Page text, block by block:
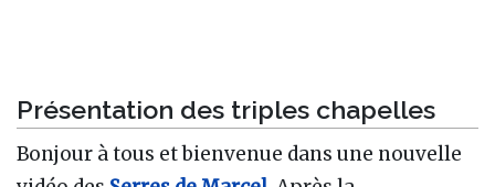
Présentation des triples chapelles
Bonjour à tous et bienvenue dans une nouvelle